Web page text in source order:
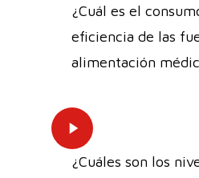
¿Cuál es el
eficiencia de las
alimentación
Play
Video
¿Cuáles son los